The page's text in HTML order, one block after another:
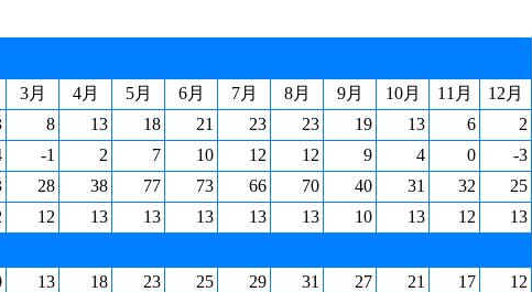
3月 4月 5月 6月 7月 8月 9月 10月 11月
12月
8 13 18 21 23 23 19 13 6
2
-1 2 7 10 12 12 9 4 0
-3
28 38 77 73 66 70 40 31 32
25
12 13 13 13 13 13 10 13 12 13
13 18 23 25 29 31 27 21 17
12